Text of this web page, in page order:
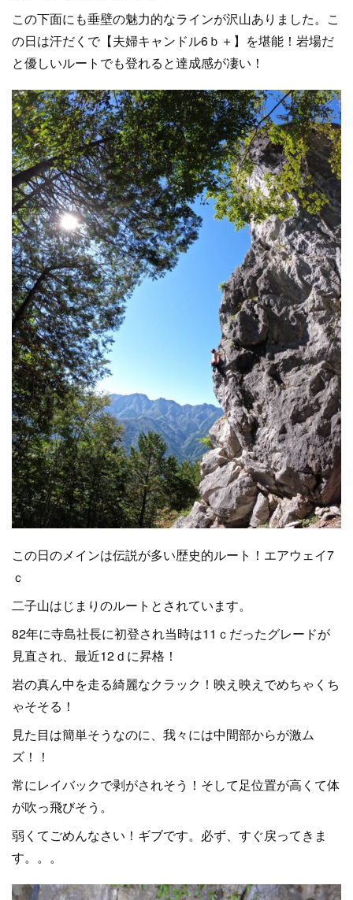
この下面にも垂壁の魅力的なラインが沢山ありました。こ
の日は汗だくで【夫婦キャンドル6ｂ＋】を堪能！岩場だ
と優しいルートでも登れると達成感が凄い！
この日のメインは伝説が多い歴史的ルート！エアウェイ7
ｃ
二子山はじまりのルートとされています。
82年に寺島社長に初登され当時は11ｃだったグレードが
見直され、最近12ｄに昇格！
岩の真ん中を走る綺麗なクラック！映え映えでめちゃくち
ゃそそる！
見た目は簡単そうなのに、我々には中間部からが激ム
ズ！！
常にレイバックで剥がされそう！そして足位置が高くて体
が吹っ飛びそう。
弱くてごめんなさい！ギブです。必ず、すぐ戻ってきま
す。。。